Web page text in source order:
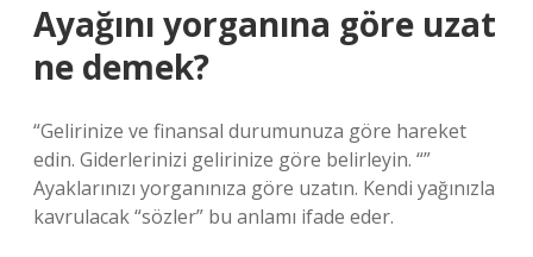
Ayağını yorganına göre uzat
ne demek?
“Gelirinize ve finansal durumunuza göre hareket
edin. Giderlerinizi gelirinize göre belirleyin. “”
Ayaklarınızı yorganınıza göre uzatın. Kendi yağınızla
kavrulacak “sözler” bu anlamı ifade eder.